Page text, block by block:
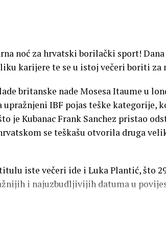
noć za hrvatski borilački sport!
karijere te se u istoj večeri boriti za
britanske nade Mosesa Itaume u
upražnjeni IBF pojas teške kategorije,
je Kubanac Frank Sanchez pristao
se teškašu otvorila druga
iste večeri ide i Luka Plantić, što
i najuzbudljivijih datuma u